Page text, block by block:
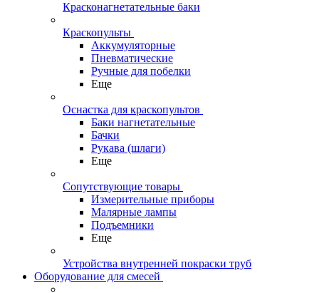
Красконагнетательные баки
Краскопульты
Аккумуляторные
Пневматические
Ручные для побелки
Еще
Оснастка для краскопультов
Баки нагнетательные
Бачки
Рукава (шлаги)
Еще
Сопутствующие товары
Измерительные приборы
Малярные лампы
Подъемники
Еще
Устройства внутренней покраски труб
Оборудование для смесей